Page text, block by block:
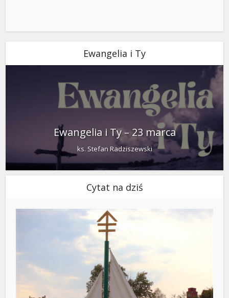
Ewangelia i Ty
Ewangelia i Ty – 23 marca
ks. Stefan Radziszewski
Cytat na dziś